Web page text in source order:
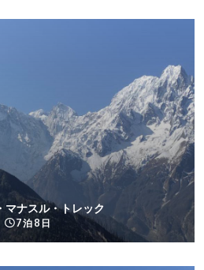
マナスル・トレック
7 泊 8 日